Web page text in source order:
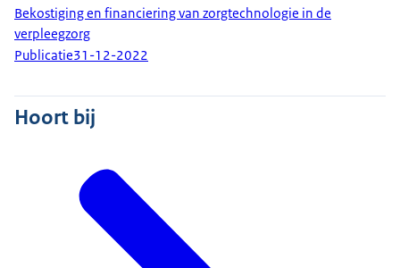
Bekostiging en financiering van zorgtechnologie in de
verpleegzorg
Publicatie31-12-2022
Hoort bij